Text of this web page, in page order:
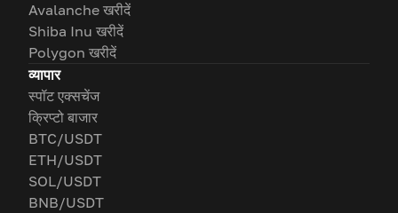
Avalanche खरीदें
Shiba Inu खरीदें
Polygon खरीदें
व्यापार
स्पॉट एक्सचेंज
क्रिप्टो बाजार
BTC/USDT
ETH/USDT
SOL/USDT
BNB/USDT